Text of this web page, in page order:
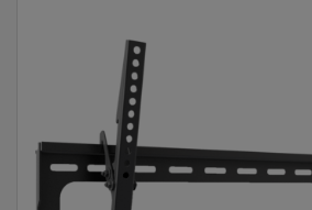
KUĆANSKI
APARATI